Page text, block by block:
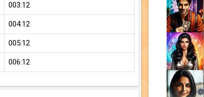
003:12
004:12
005:12
006:12